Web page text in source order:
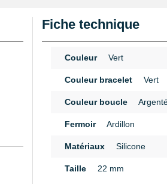
Fiche technique
Couleur Vert
Couleur bracelet Vert
Couleur boucle
Fermoir Ardillon
Matériaux Silicone
Taille 22 mm